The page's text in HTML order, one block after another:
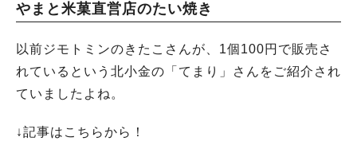
やまと米菓直営店のたい焼き
以前ジモトミンのきたこさんが、1個100円で販売さ
れているという北小金の「てまり」さんをご紹介され
ていましたよね。
↓記事はこちらから！